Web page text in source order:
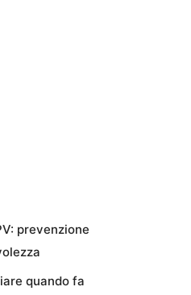
prevenzione
quando fa